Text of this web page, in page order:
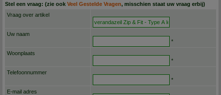
Stel een vraag: (zie ook Veel Gestelde Vragen, misschien staat uw vraag erbij)
Vraag over artikel
Uw naam
*
Woonplaats
*
Telefoonnummer
*
E-mail adres